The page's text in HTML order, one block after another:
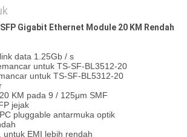
Gigabit Ethernet Module 20 KM Rendah
data 1.25Gb / s
untuk TS-SF-BL3512-20
untuk TS-SF-BL5312-20
KM pada 9 / 125μm SMF
jejak
pluggable antarmuka optik
EMI lebih rendah